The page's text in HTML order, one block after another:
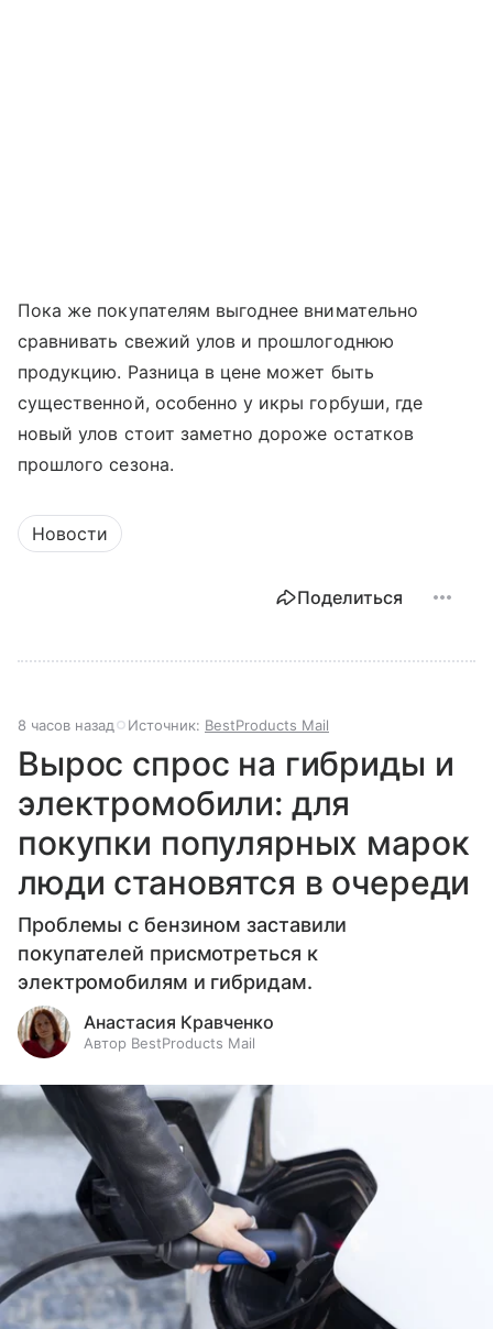
Пока же покупателям выгоднее внимательно
сравнивать свежий улов и прошлогоднюю
продукцию. Разница в цене может быть
существенной, особенно у икры горбуши, где
новый улов стоит заметно дороже остатков
прошлого сезона.
Новости
Поделиться
8 часов назад Источник: BestProducts Mail
Вырос спрос на гибриды и
электромобили: для
покупки популярных марок
люди становятся в очереди
Проблемы с бензином заставили
покупателей присмотреться к
электромобилям и гибридам.
Анастасия Кравченко
Автор BestProducts Mail